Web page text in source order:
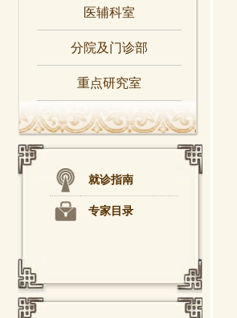
医辅科室
分院及门诊部
重点研究室
就诊指南
专家目录